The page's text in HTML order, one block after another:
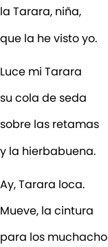
la Tarara, niña,
que la he visto yo.
Luce mi Tarara
su cola de seda
sobre las retamas
y la hierbabuena.
Ay, Tarara loca.
Mueve, la cintura
para los